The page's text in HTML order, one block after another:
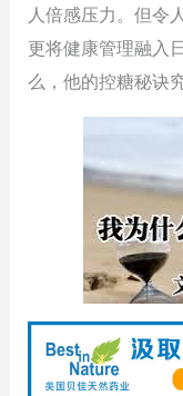
人倍感压力。但令
更将健康管理融入
么，他的控糖秘诀